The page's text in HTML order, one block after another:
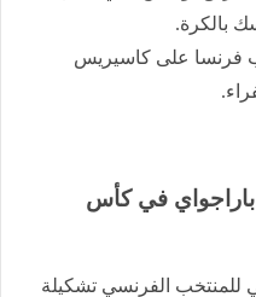
بالكرة.
فرنسا على كاسيريس
في كأس
للمنتخب الفرنسي تشكيلة